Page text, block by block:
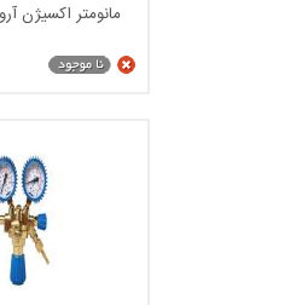
همان طور که از نام آن پیدا است
که گاز آن خورنده نیست ولی
از مانومتر استیل در گازهای
خاص با گرید های بالا به دلیل
قسمت داخلی آن که گیرنده های دیا
مانومتر اکسیژن آروا